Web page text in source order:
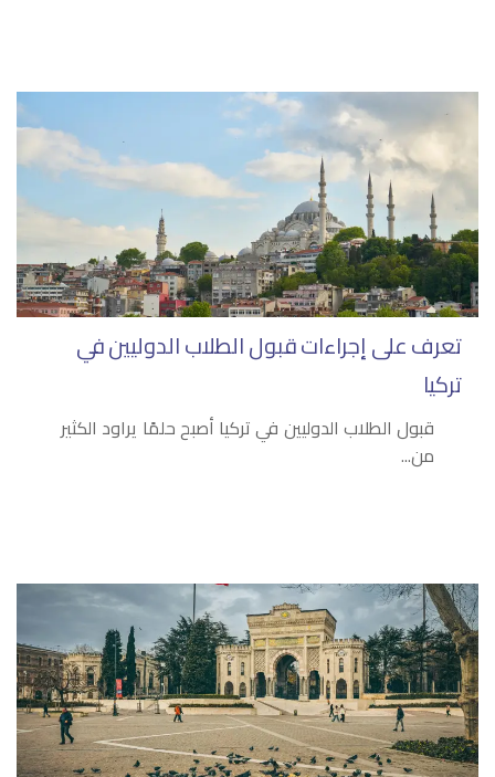
تعرف على إجراءات قبول الطلاب الدوليين في
تركيا
قبول الطلاب الدوليين في تركيا أصبح حلمًا يراود الكثير
من...